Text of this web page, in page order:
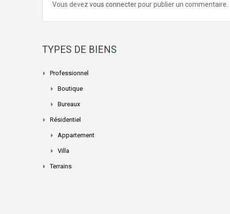
Vous devez vous connecterpour publier un commentaire.
TYPES DE BIENS
Professionnel
Boutique
Bureaux
Résidentiel
Appartement
Villa
Terrains